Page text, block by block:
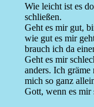
Wie leicht ist es
schließen.
Geht es mir gut,
wie gut es mir
brauch ich da
Geht es mir
anders. Ich
mich so ganz
Gott, wenn es mir